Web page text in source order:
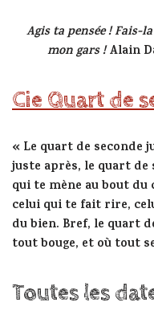
Agis ta pensée ! Fais-
mon gars !Alain
Cie Quart de
« Le quart de seconde
juste après, le quart de
qui te mène au bout
celui qui te fait rire,
du bien. Bref, le quart
tout bouge, et où tout
Toutes les